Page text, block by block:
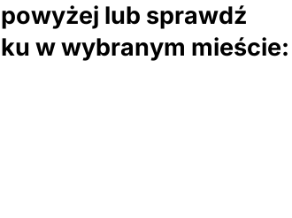
lub sprawdź
w wybranym mieście: